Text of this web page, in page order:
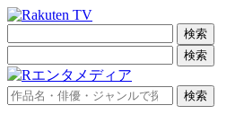
検索
検索
検索